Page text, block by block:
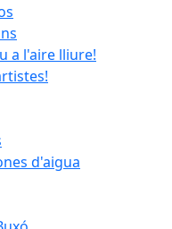
a l'aire lliure!
d'aigua